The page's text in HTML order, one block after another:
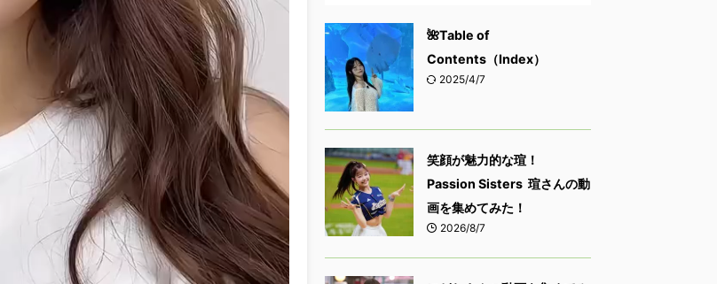
🌺Table of
Contents（Index）
2025/4/7
笑顔が魅力的な瑄！
Passion Sisters 瑄さんの動
画を集めてみた！
2026/8/7